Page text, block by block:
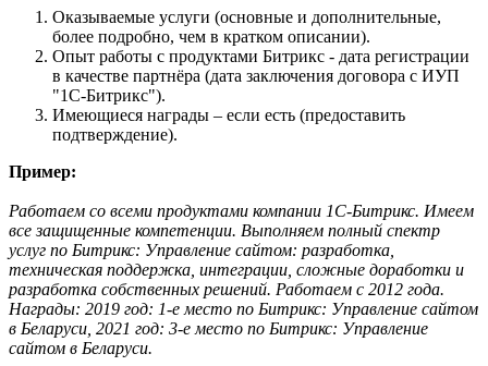
Оказываемые услуги (основные и дополнительные,
более подробно, чем в кратком описании).
Опыт работы с продуктами Битрикс - дата регистрации
в качестве партнёра (дата заключения договора с ИУП
"1С-Битрикс").
Имеющиеся награды – если есть (предоставить
подтверждение).
Пример:
Работаем со всеми продуктами компании 1С-Битрикс. Имеем
все защищенные компетенции. Выполняем полный спектр
услуг по Битрикс: Управление сайтом: разработка,
техническая поддержка, интеграции, сложные доработки и
разработка собственных решений. Работаем с 2012 года.
Награды: 2019 год: 1-е место по Битрикс: Управление сайтом
в Беларуси, 2021 год: 3-е место по Битрикс: Управление
сайтом в Беларуси.